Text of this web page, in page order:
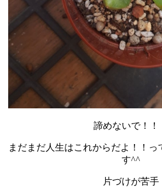
諦めないで！！
まだまだ人生はこれからだよ！！
す^^
片づけが苦手